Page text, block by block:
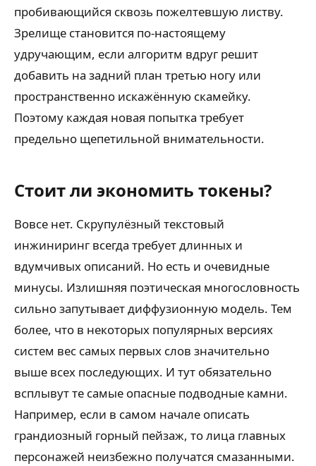
пробивающийся сквозь пожелтевшую листву.
Зрелище становится по-настоящему
удручающим, если алгоритм вдруг решит
добавить на задний план третью ногу или
пространственно искажённую скамейку.
Поэтому каждая новая попытка требует
предельно щепетильной внимательности.
Стоит ли экономить токены?
Вовсе нет. Скрупулёзный текстовый
инжиниринг всегда требует длинных и
вдумчивых описаний. Но есть и очевидные
минусы. Излишняя поэтическая многословность
сильно запутывает диффузионную модель. Тем
более, что в некоторых популярных версиях
систем вес самых первых слов значительно
выше всех последующих. И тут обязательно
всплывут те самые опасные подводные камни.
Например, если в самом начале описать
грандиозный горный пейзаж, то лица главных
персонажей неизбежно получатся смазанными.